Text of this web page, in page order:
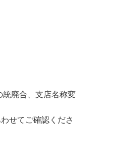
廃合、支店名称変
せてご確認くださ